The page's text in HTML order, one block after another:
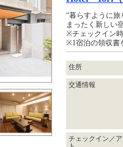
“暮らすように
まったく新しい
※チェックイン
※1宿泊の領収書
住所
交通情報
チェックイン／
ト